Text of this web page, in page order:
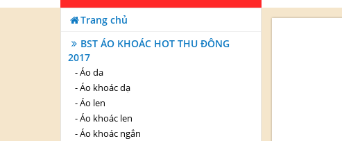
Trang chủ
BST ÁO KHOÁC HOT THU ĐÔNG
2017
-Áo da
-Áo khoác dạ
-Áo len
-Áo khoác len
-Áo khoác ngắn